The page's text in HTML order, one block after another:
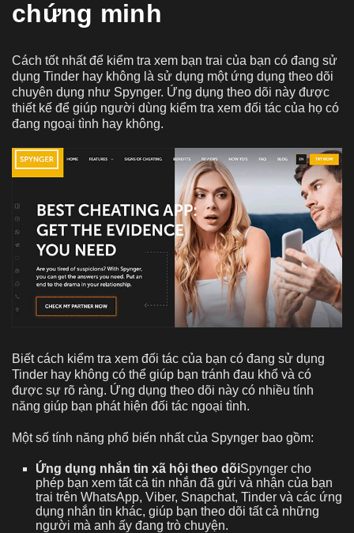
chứng minh
Cách tốt nhất để kiểm tra xem bạn trai của bạn có đang sử
dụng Tinder hay không là sử dụng một ứng dụng theo dõi
chuyên dụng như Spynger. Ứng dụng theo dõi này được
thiết kế để giúp người dùng kiểm tra xem đối tác của họ có
đang ngoại tình hay không.
Biết cách kiểm tra xem đối tác của bạn có đang sử dụng
Tinder hay không có thể giúp bạn tránh đau khổ và có
được sự rõ ràng. Ứng dụng theo dõi này có nhiều tính
năng giúp bạn phát hiện đối tác ngoại tình.
Một số tính năng phổ biến nhất của Spynger bao gồm:
Ứng dụng nhắn tin xã hội theo dõiSpynger cho
phép bạn xem tất cả tin nhắn đã gửi và nhận của bạn
trai trên WhatsApp, Viber, Snapchat, Tinder và các ứng
dụng nhắn tin khác, giúp bạn theo dõi tất cả những
người mà anh ấy đang trò chuyện.